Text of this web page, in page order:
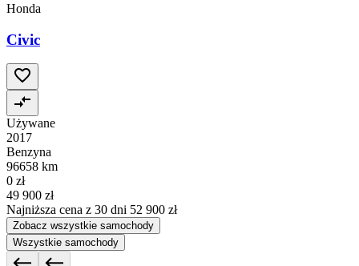
Honda
Civic
Używane
2017
Benzyna
96658 km
0 zł
49 900 zł
Najniższa cena z 30 dni 52 900 zł
Zobacz wszystkie samochody
Wszystkie samochody